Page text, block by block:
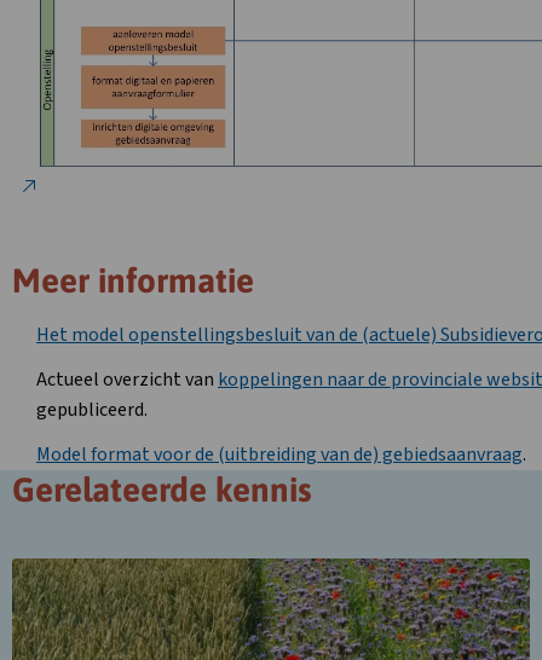
Meer informatie
Het model openstellingsbesluit van de (actuele)
Actueel overzicht vankoppelingen naar de provinciale
gepubliceerd.
Model format voor de (uitbreiding van de) gebiedsaanvraag.
Gerelateerde kennis
Lees
meer
over